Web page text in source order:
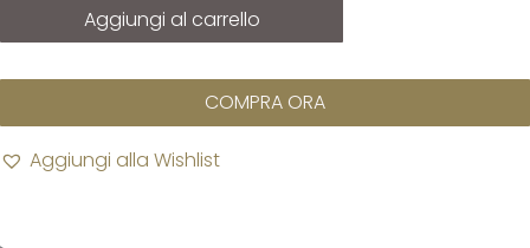
Aggiungi al carrello
COMPRA ORA
Aggiungi alla Wishlist